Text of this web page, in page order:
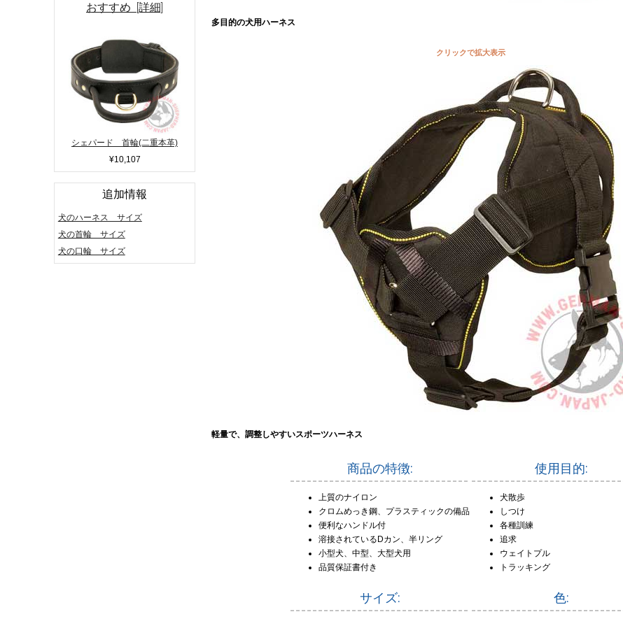
おすすめ [詳細]
シェパード 首輪(二重本革)
¥10,107
追加情報
犬のハーネス サイズ
犬の首輪 サイズ
犬の口輪 サイズ
多目的の犬用ハーネス
クリックで拡大表示
軽量で、調整しやすいスポーツハーネス
商品の特徴:
上質のナイロン
クロムめっき鋼、プラスティックの備品
便利なハンドル付
溶接されているDカン、半リング
小型犬、中型、大型犬用
品質保証書付き
使用目的:
犬散歩
しつけ
各種訓練
追求
ウェイトプル
トラッキング
サイズ: 色: